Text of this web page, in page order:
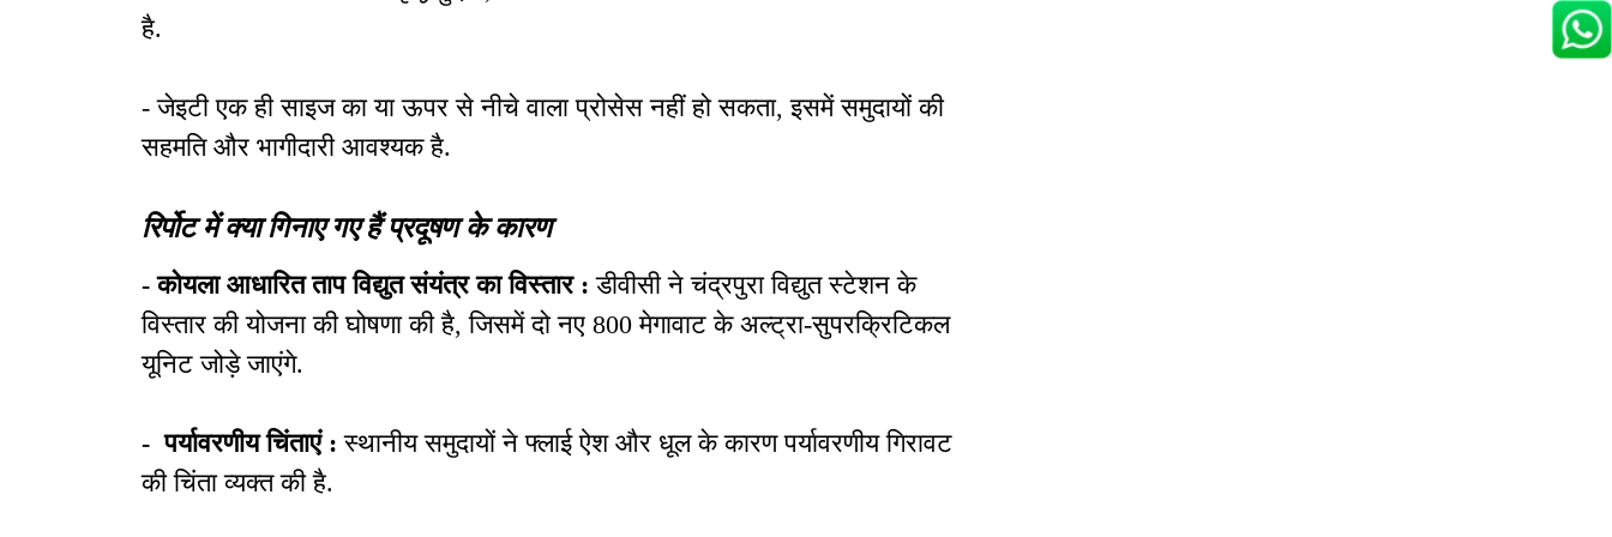
है.
- जेइटी एक ही साइज का या ऊपर से नीचे वाला प्रोसेस नहीं हो सकता, इसमें समुदायों की
सहमति और भागीदारी आवश्यक है.
रिर्पोट में क्या गिनाए गए हैं प्रदूषण के कारण
- कोयला आधारित ताप विद्युत संयंत्र का विस्तार : डीवीसी ने चंद्रपुरा विद्युत स्टेशन के
विस्तार की योजना की घोषणा की है, जिसमें दो नए 800 मेगावाट के अल्ट्रा-सुपरक्रिटिकल
यूनिट जोड़े जाएंगे.
- पर्यावरणीय चिंताएं : स्थानीय समुदायों ने फ्लाई ऐश और धूल के कारण पर्यावरणीय गिरावट
की चिंता व्यक्त की है.